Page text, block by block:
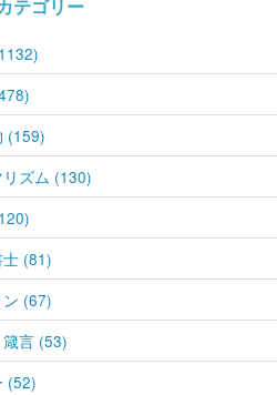
テゴリー
(159)
リズム (130)
(81)
ン (67)
言 (53)
(52)